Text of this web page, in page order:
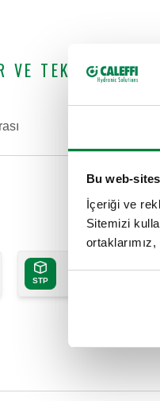
Bu web-
İçeriği ve
Sitemizi
VE TEKNIK
STP